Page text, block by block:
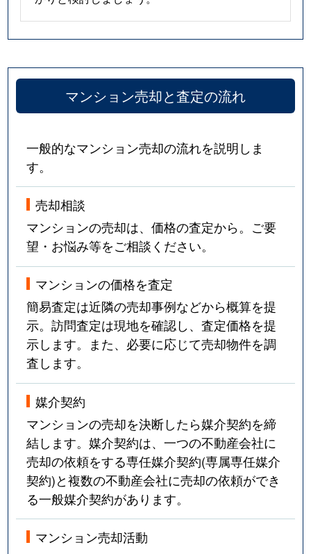
マンション売却と査定の流れ
一般的なマンション売却の流れを説明しま
す。
売却相談
マンションの売却は、価格の査定から。ご要
望・お悩み等をご相談ください。
マンションの価格を査定
簡易査定は近隣の売却事例などから概算を提
示。訪問査定は現地を確認し、査定価格を提
示します。また、必要に応じて売却物件を調
査します。
媒介契約
マンションの売却を決断したら媒介契約を締
結します。媒介契約は、一つの不動産会社に
売却の依頼をする専任媒介契約(専属専任媒介
契約)と複数の不動産会社に売却の依頼ができ
る一般媒介契約があります。
マンション売却活動